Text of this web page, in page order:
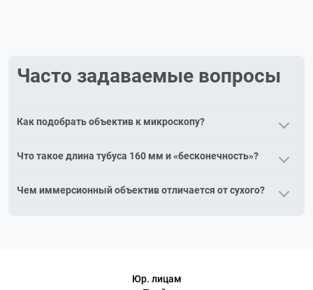
Часто задаваемые вопросы
Как подобрать объектив к микроскопу?
увеличению, апертуре и типу коррекции. Объективы
Что такое длина тубуса 160 мм и «бесконечность»?
«бесконечность» (∞) — современная схема, позволяющая
Чем иммерсионный объектив отличается от сухого?
Юр. лицам